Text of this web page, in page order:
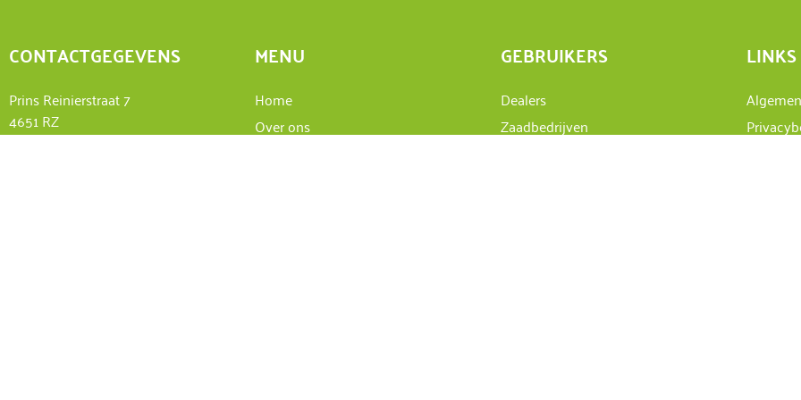
CONTACTGEGEVENS
Prins Reinierstraat 7
4651 RZ
Steenbergen
MENU
Home
Over ons
GEBRUIKERS
Dealers
Zaadbedrijven
LINKS